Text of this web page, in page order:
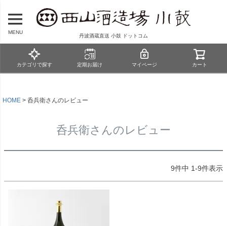
MENU
丹波酒蔵直送 小鼓 ドットコム
カテゴリで探す 定期お届け マイページ カート
HOME 呑兵衛さんのレビュー
呑兵衛さんのレビュー
9件中 1-9件表示